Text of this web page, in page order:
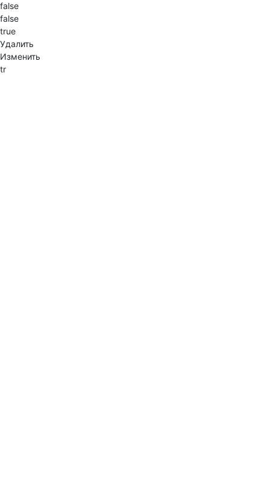
false
false
true
Удалить
Изменить
tr